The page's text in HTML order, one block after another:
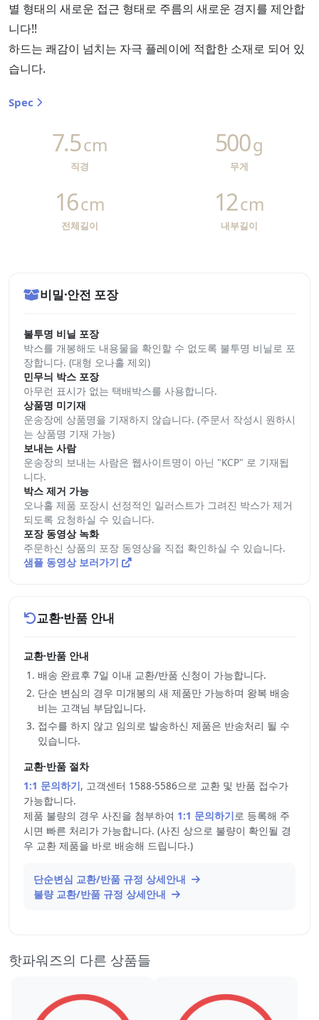
별 형태의 새로운 접근 형태로 주름의 새로운 경지를 제안합
니다!!
하드는 쾌감이 넘치는 자극 플레이에 적합한 소재로 되어 있
습니다.
Spec
직경
7.5cm
무게
500g
전체길이
16cm
내부길이
12cm
비밀·안전 포장
불투명 비닐 포장
박스를 개봉해도 내용물을 확인할 수 없도록 불투명 비닐로 포
장합니다. (대형 오나홀 제외)
민무늬 박스 포장
아무런 표시가 없는 택배박스를 사용합니다.
상품명 미기재
운송장에 상품명을 기재하지 않습니다. (주문서 작성시 원하시
는 상품명 기재 가능)
보내는 사람
운송장의 보내는 사람은 웹사이트명이 아닌 "KCP" 로 기재됩
니다.
박스 제거 가능
오나홀 제품 포장시 선정적인 일러스트가 그려진 박스가 제거
되도록 요청하실 수 있습니다.
포장 동영상 녹화
주문하신 상품의 포장 동영상을 직접 확인하실 수 있습니다.
샘플 동영상 보러가기
교환·반품 안내
교환·반품 안내
배송 완료후 7일 이내 교환/반품 신청이 가능합니다.
단순 변심의 경우 미개봉의 새 제품만 가능하며 왕복 배송
비는 고객님 부담입니다.
접수를 하지 않고 임의로 발송하신 제품은 반송처리 될 수
있습니다.
교환·반품 절차
1:1 문의하기, 고객센터 1588-5586으로 교환 및 반품 접수가
가능합니다.
제품 불량의 경우 사진을 첨부하여 1:1 문의하기로 등록해 주
시면 빠른 처리가 가능합니다. (사진 상으로 불량이 확인될 경
우 교환 제품을 바로 배송해 드립니다.)
단순변심 교환/반품 규정 상세안내
불량 교환/반품 규정 상세안내
핫파워즈의 다른 상품들